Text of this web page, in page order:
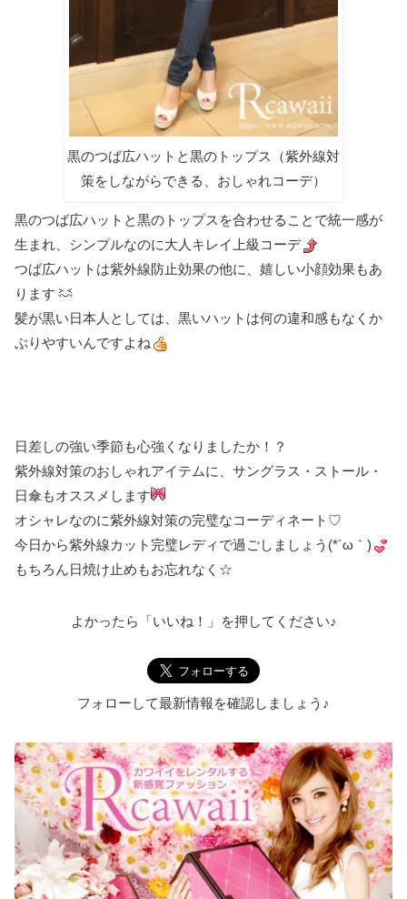
黒のつば広ハットと黒のトップス（紫外線対
策をしながらできる、おしゃれコーデ）
黒のつば広ハットと黒のトップスを合わせることで統一感が
生まれ、シンプルなのに大人キレイ上級コーデ
つば広ハットは紫外線防止効果の他に、嬉しい小顔効果もあ
ります
髪が黒い日本人としては、黒いハットは何の違和感もなくか
ぶりやすいんですよね
日差しの強い季節も心強くなりましたか！？
紫外線対策のおしゃれアイテムに、サングラス・ストール・
日傘もオススメします
オシャレなのに紫外線対策の完璧なコーディネート♡
今日から紫外線カット完璧レディで過ごしましょう(*´ω｀)
もちろん日焼け止めもお忘れなく☆
よかったら「いいね！」を押してください♪
フォローして最新情報を確認しましょう♪